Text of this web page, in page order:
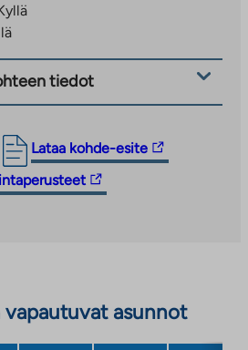
tiedot
Lataa kohde-esite
Linkki
vie
ulkopuoliseen
välilehteen
asunnot